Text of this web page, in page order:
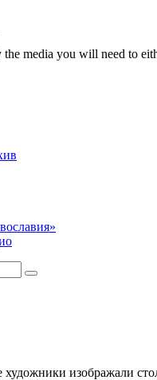
the media you will need to
художники изображали